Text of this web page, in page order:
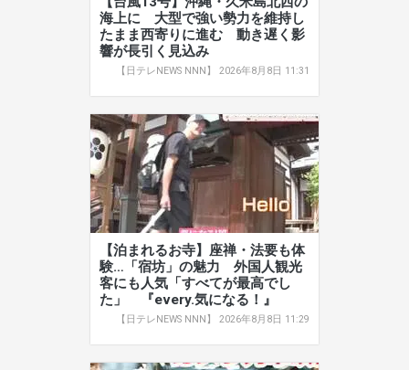
海上に 大型で強い勢力を維持し
たまま西寄りに進む 動き遅く影
響が長引く見込み
【日テレNEWS NNN】 2026年8月8日 11:31
【泊まれるお寺】座禅・法要も体
験…「宿坊」の魅力 外国人観光
客にも人気「すべてが最高でし
た」 『every.気になる！』
【日テレNEWS NNN】 2026年8月8日 11:29